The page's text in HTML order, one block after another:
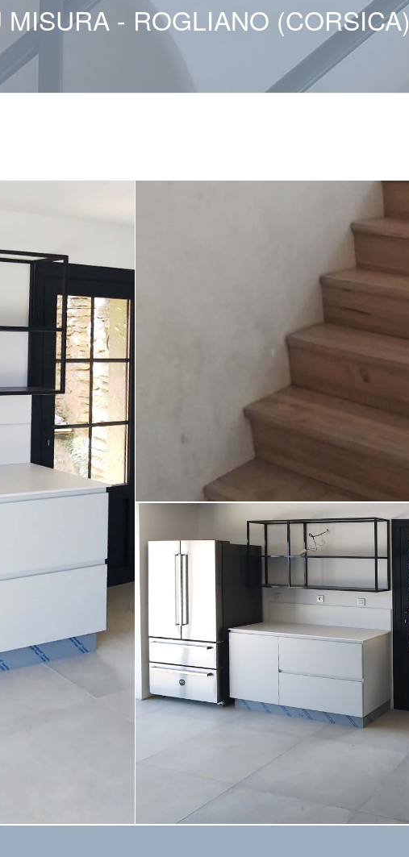
- ROGLIANO (CORSICA)